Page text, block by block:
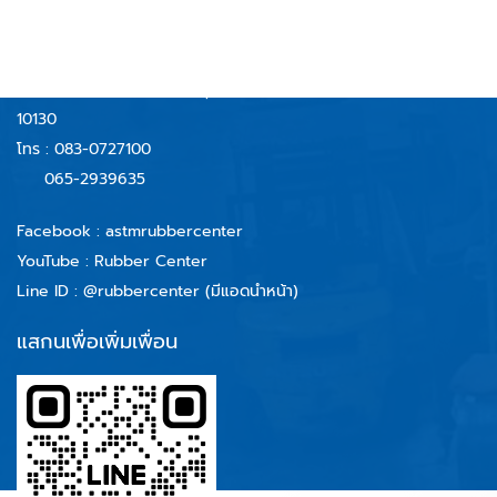
10130
โทร : 083-0727100
065-2939635
Facebook : astmrubbercenter
YouTube : Rubber Center
Line ID : @rubbercenter (มีแอดนำหน้า)
แสกนเพื่อเพิ่มเพื่อน